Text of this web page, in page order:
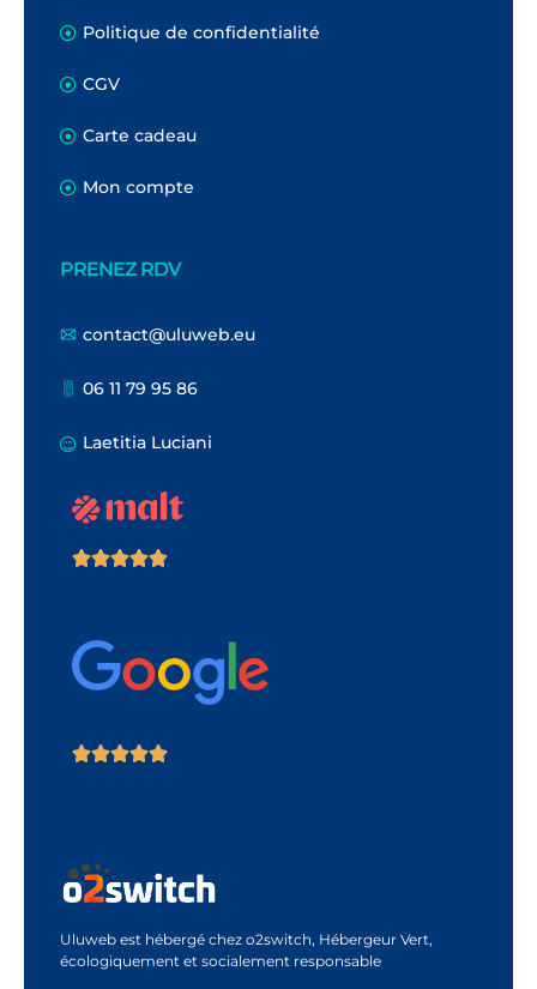
Politique de confidentialité
CGV
Carte cadeau
Mon compte
PRENEZ RDV
contact@uluweb.eu
06 11 79 95 86
Laetitia Luciani
Uluweb est hébergé chez o2switch, Hébergeur Vert,
écologiquement et socialement responsable